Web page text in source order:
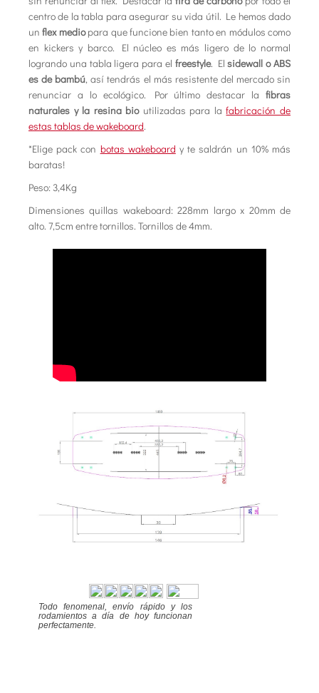
centro de la tabla para asegurar su vida útil. Le hemos dado
unflex mediopara que funcione bien tanto en módulos como
en kickers y barco. El núcleo es más ligero de lo normal
logrando una tabla ligera para el freestyle. Elsidewall o ABS
es de bambú, así tendrás el más resistente del mercado sin
renunciar a lo ecológico. Por último destacar la fibras
naturales y la resina bioutilizadas para lafabricación de
estas tablas de wakeboard.
*Elige pack con botas wakeboard y te saldrán un 10% más
baratas!
Peso: 3,4Kg
Dimensiones quillas wakeboard: 228mm largo x 20mm de
alto. 7,5cm entre tornillos. Tornillos de 4mm.
Todo fenomenal, envío rápido y los
rodamientos a día de hoy funcionan
perfectamente.